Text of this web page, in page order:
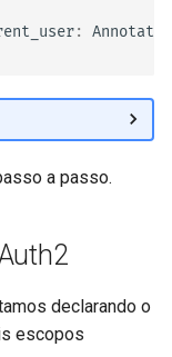
:
Annotated
a passo.
declarando o
escopos